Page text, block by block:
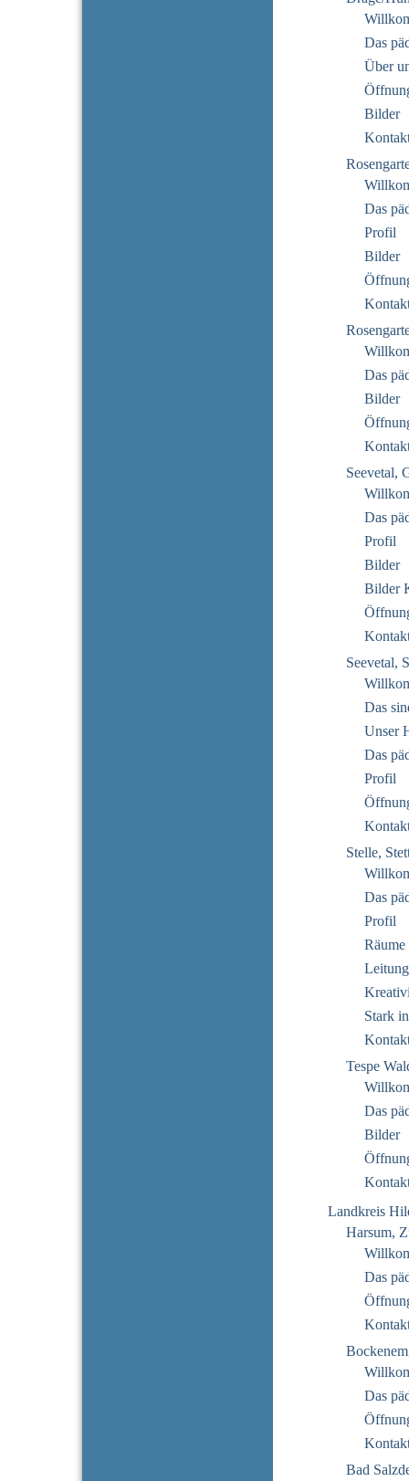
Das
Über
Bilder
Das
Profil
Bilder
Das
Bilder
Seevetal,
Das
Profil
Bilder
Bilder
Seevetal,
Das
Unser
Das
Profil
Stelle,
Das
Profil
Räume
Stark
Tespe
Das
Bilder
Landkreis
Harsum,
Das
Das
Bad